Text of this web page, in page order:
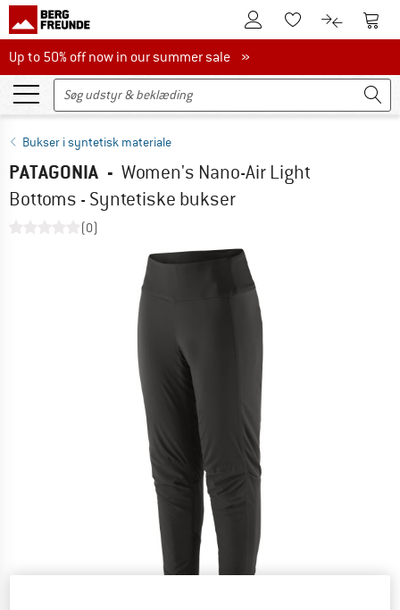
Til kundekontoenTil huskesedlen.
Til Til
Up to 50% off now in our summer sale
Up to 50% off now in our summer sale »
Bukser i syntetisk materiale
PATAGONIA - Women's Nano-Air Light
Bottoms - Syntetiske bukser
(0)